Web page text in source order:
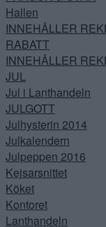
Hallen
INNEHÅLLER
RABATT
INNEHÅLLER
JUL
Jul i Lanthandeln
JULGOTT
Julhysterin 2014
Julkalendern
Julpeppen 2016
Kejsarsnittet
Köket
Kontoret
Lanthandeln